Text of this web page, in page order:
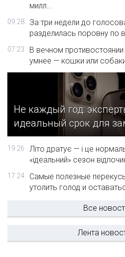
милл...
09:28
За три недели до
разделилась поровну по
07:23
В вечном
умнее — кошки или
Не каждый год:
идеальный срок для
19:26
Літо дратує — і це
«ідеальний» сезон
17:24
Самые полезные
утолить голод и
Все
Лента